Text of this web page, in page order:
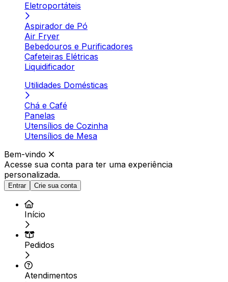
Eletroportáteis
Aspirador de Pó
Air Fryer
Bebedouros e Purificadores
Cafeteiras Elétricas
Liquidificador
Utilidades Domésticas
Chá e Café
Panelas
Utensílios de Cozinha
Utensílios de Mesa
Bem-vindo
Acesse sua conta para ter uma experiência
personalizada.
Entrar Crie sua conta
Início
Pedidos
Atendimentos